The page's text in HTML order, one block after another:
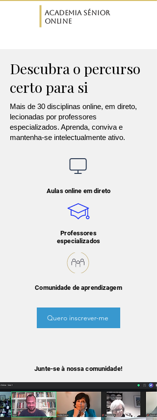
Academia Sénior
Online
Descubra o percurso
certo para si
Mais de 30 disciplinas online, em direto,
lecionadas por professores
especializados. Aprenda, conviva e
mantenha-se intelectualmente ativo.
Aulas online em direto
Professores
especializados
Comunidade de aprendizagem
Quero inscrever-me
Junte-se à nossa comunidade!